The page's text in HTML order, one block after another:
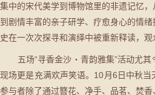
集中的宋代美学到博物馆里的非遗记忆
到剧情丰富的亲子研学、疗愈身心的情
史在一次次探寻和演绎中被重新释读，观
五场“寻香金沙・青韵雅集”活动尤其
现场更是充满欢声笑语。10月6日中秋当
参与者除了通过簪花、净手、品茗、焚